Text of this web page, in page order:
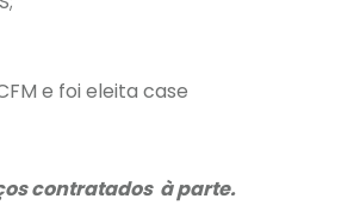
e foi eleita case
contratados à parte.